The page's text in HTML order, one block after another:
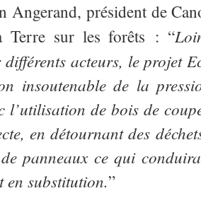
Angerand, président de
Terre sur les forêts : “
acteurs, le projet
insoutenable de la
l’utilisation de bois de
en détournant des
panneaux ce qui
en substitution.”